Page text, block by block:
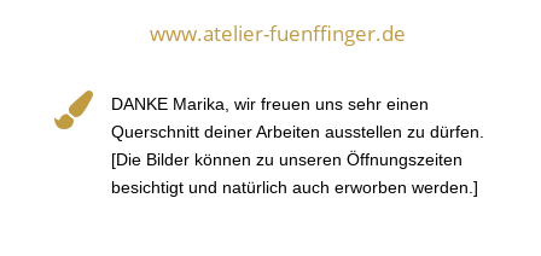
www.atelier-fuenffinger.de

DANKE Marika, wir freuen uns sehr einen
Querschnitt deiner Arbeiten ausstellen zu dürfen.
[Die Bilder können zu unseren Öffnungszeiten
besichtigt und natürlich auch erworben werden.]